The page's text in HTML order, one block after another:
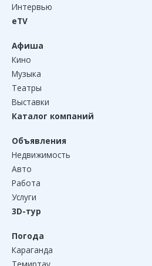
Интервью
eTV
Афиша
Кино
Музыка
Театры
Выставки
Каталог компаний
Объявления
Недвижимость
Авто
Работа
Услуги
3D-тур
Погода
Караганда
Темиртау